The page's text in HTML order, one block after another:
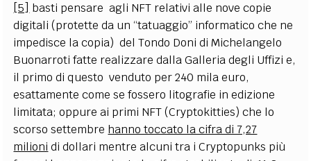
[5] basti pensare agli NFT relativi alle nove copie
digitali (protette da un “tatuaggio” informatico che ne
impedisce la copia) del Tondo Doni di Michelangelo
Buonarroti fatte realizzare dalla Galleria degli Uffizi e,
il primo di questo venduto per 240 mila euro,
esattamente come se fossero litografie in edizione
limitata; oppure ai primi NFT (Cryptokitties) che lo
scorso settembre hanno toccato la cifra di 7,27
milioni di dollari mentre alcuni tra i Cryptopunks più